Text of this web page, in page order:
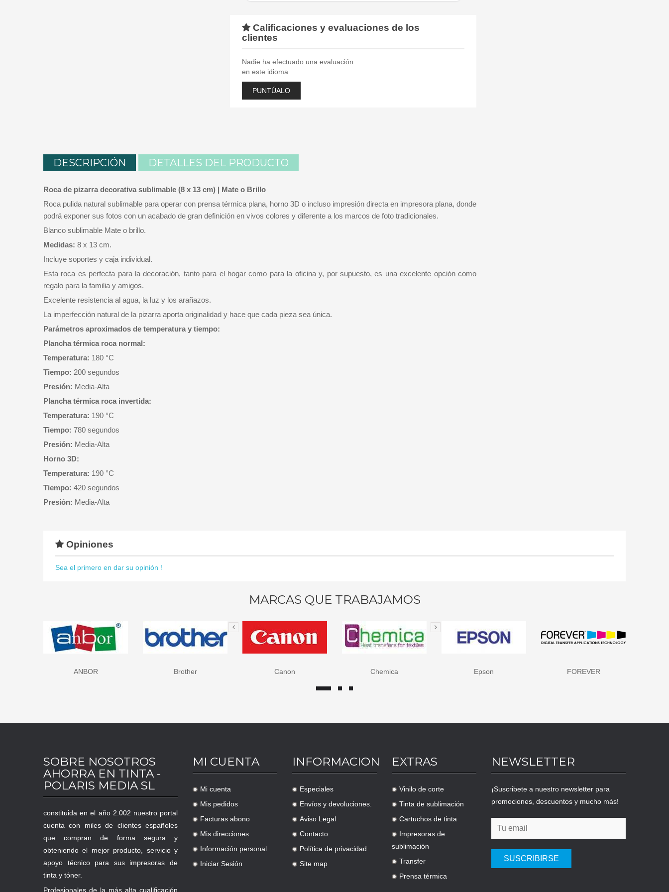
Calificaciones y evaluaciones de los
clientes
Nadie ha efectuado una evaluación
en este idioma
PUNTÚALO
DESCRIPCIÓN DETALLES DEL PRODUCTO
Roca de pizarra decorativa sublimable (8 x 13 cm) | Mate o Brillo
Roca pulida natural sublimable para operar con prensa térmica plana, horno 3D o incluso impresión directa en impresora plana, donde
podrá exponer sus fotos con un acabado de gran definición en vivos colores y diferente a los marcos de foto tradicionales.
Blanco sublimable Mate o brillo.
Medidas: 8 x 13 cm.
Incluye soportes y caja individual.
Esta roca es perfecta para la decoración, tanto para el hogar como para la oficina y, por supuesto, es una excelente opción como
regalo para la familia y amigos.
Excelente resistencia al agua, la luz y los arañazos.
La imperfección natural de la pizarra aporta originalidad y hace que cada pieza sea única.
Parámetros aproximados de temperatura y tiempo:
Plancha térmica roca normal:
Temperatura: 180 °C
Tiempo: 200 segundos
Presión: Media-Alta
Plancha térmica roca invertida:
Temperatura: 190 °C
Tiempo: 780 segundos
Presión: Media-Alta
Horno 3D:
Temperatura: 190 °C
Tiempo: 420 segundos
Presión: Media-Alta
Opiniones
Sea el primero en dar su opinión !
MARCAS QUE TRABAJAMOS
Brother Canon Chemica Epson FOREVER HP - Hewlett Packard
SOBRE NOSOTROS
AHORRA EN TINTA -
POLARIS MEDIA SL
constituida en el año 2.002 nuestro portal
cuenta con miles de clientes españoles
que compran de forma segura y
obteniendo el mejor producto, servicio y
apoyo técnico para sus impresoras de
tinta y tóner.
Profesionales de la más alta cualificación
MI CUENTA
.
Mi cuenta
.
Mis pedidos
.
Facturas abono
.
Mis direcciones
.
Información personal
.
Iniciar Sesión
INFORMACION
.
Especiales
.
Envíos y devoluciones.
.
Aviso Legal
.
Contacto
.
Política de privacidad
.
Site map
EXTRAS
.
Vinilo de corte
.
Tinta de sublimación
.
Cartuchos de tinta
.
Impresoras de
sublimación
.
Transfer
.
Prensa térmica
NEWSLETTER
¡Suscribete a nuestro newsletter para
promociones, descuentos y mucho más!
SUSCRIBIRSE